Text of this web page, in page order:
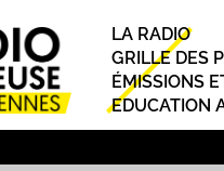
Principal
LA RADIO
GRILLE DES
ÉMISSIONS
EDUCATION